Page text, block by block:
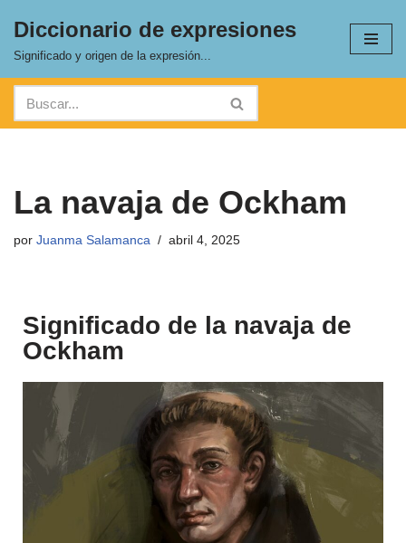
Saltar
contenido
Diccionario de expresiones
Significado y origen de la expresión...
La navaja de Ockham
por Juanma Salamanca abril 4, 2025
Significado de la navaja de
Ockham